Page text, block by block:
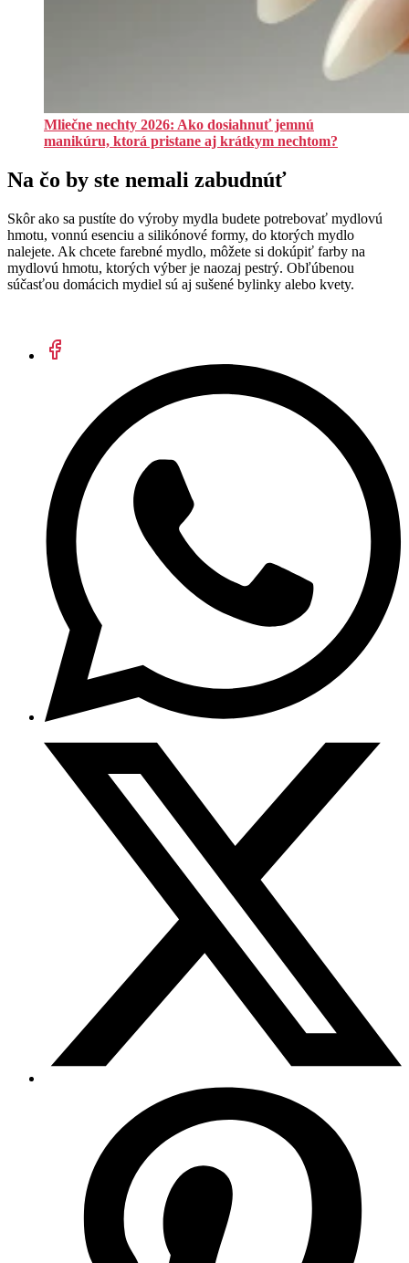
Mliečne nechty 2026: Ako dosiahnuť jemnú
manikúru, ktorá pristane aj krátkym nechtom?
Na čo by ste nemali zabudnúť
Skôr ako sa pustíte do výroby mydla budete potrebovať mydlovú
hmotu, vonnú esenciu a silikónové formy, do ktorých mydlo
nalejete. Ak chcete farebné mydlo, môžete si dokúpiť farby na
mydlovú hmotu, ktorých výber je naozaj pestrý. Obľúbenou
súčasťou domácich mydiel sú aj sušené bylinky alebo kvety.